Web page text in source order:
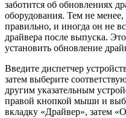
заботится об обновлениях
оборудования. Тем не менее,
правильно, и иногда он не
драйвера после выпуска.
установить обновление
Введите диспетчер
затем выберите
другим указательным
правой кнопкой мыши и
вкладку «Драйвер», затем